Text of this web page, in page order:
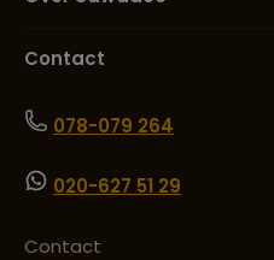
Contact
078-079 264
020-627 51 29
Contact